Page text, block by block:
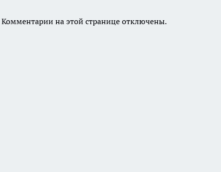
Комментарии на этой странице отключены.